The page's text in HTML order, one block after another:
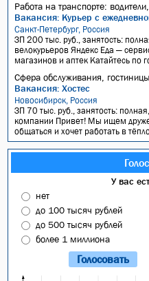
Работа на транспорте:
Вакансия: Курьер с
Санкт-Петербург, Россия
ЗП 200 тыс. руб., занятость:
велокурьеров Яндекс Еда —
магазинов и аптек Катайтесь по
Сфера обслуживания,
Вакансия: Хостес
Новосибирск, Россия
ЗП 70 тыс. руб., занятость:
компании Привет! Мы ищем
общаться и хочет работать в
У вас
нет
до 100 тысяч рублей
до 500 тысяч рублей
более 1 миллиона